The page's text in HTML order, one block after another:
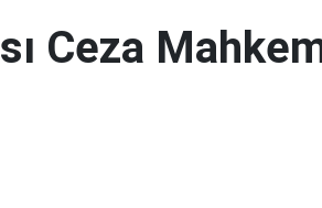
Ceza